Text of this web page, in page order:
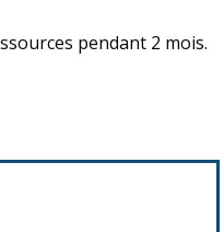
pendant 2 mois.